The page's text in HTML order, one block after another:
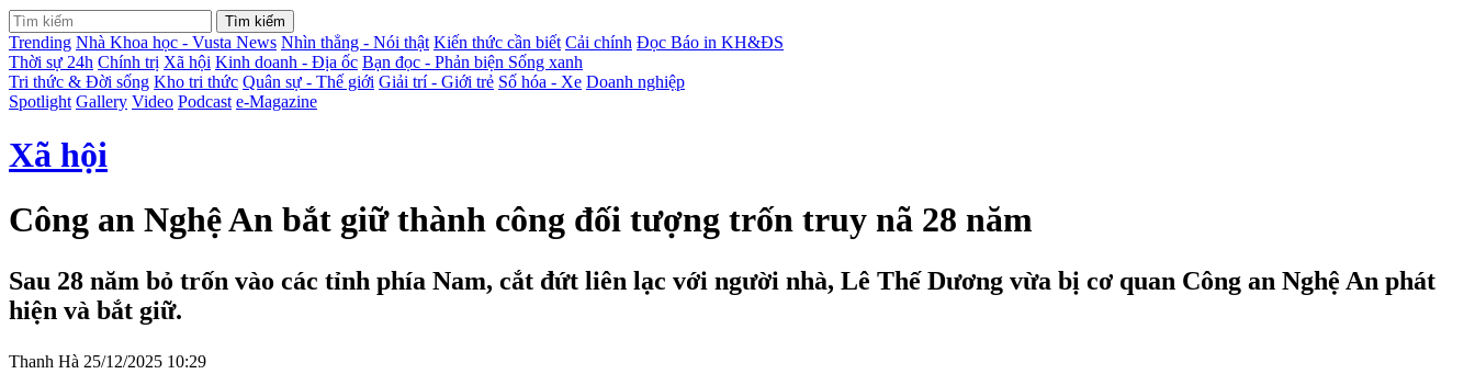
Tìm kiếm
Trending Nhà Khoa học - Vusta News Nhìn thẳng - Nói thật Kiến thức cần biết Cải chính Đọc Báo in KH&ĐS
Thời sự 24h Chính trị Xã hội Kinh doanh - Địa ốc Bạn đọc - Phản biện Sống xanh
Tri thức & Đời sống Kho tri thức Quân sự - Thế giới Giải trí - Giới trẻ Số hóa - Xe Doanh nghiệp
Spotlight Gallery Video Podcast e-Magazine
Xã hội
Công an Nghệ An bắt giữ thành công đối tượng trốn truy nã 28 năm
Sau 28 năm bỏ trốn vào các tỉnh phía Nam, cắt đứt liên lạc với người nhà, Lê Thế Dương vừa bị cơ quan Công an Nghệ An phát
hiện và bắt giữ.
Thanh Hà 25/12/2025 10:29